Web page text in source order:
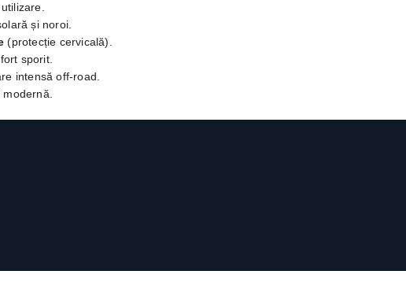
și noroi.
(protecție cervicală).
sporit.
intensă off-road.